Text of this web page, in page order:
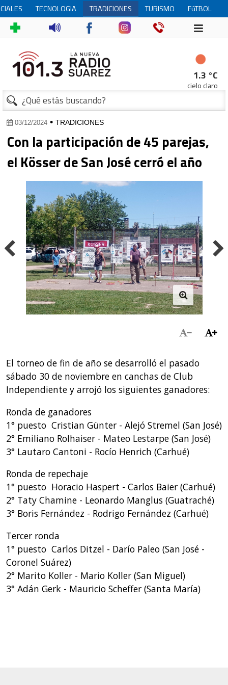
TECNOLOGIA TRADICIONES TURISMO
FúTBOL
FEMENINO
1.3 °C
cielo claro
03/12/2024• TRADICIONES
Con la participación de 45 parejas,
el Kösser de San José cerró el año
El torneo de fin de año se desarrolló el pasado
sábado 30 de noviembre en canchas de Club
Independiente y arrojó los siguientes ganadores:
Ronda de ganadores
1° puesto Cristian Günter - Alejó Stremel (San José)
2° Emiliano Rolhaiser - Mateo Lestarpe (San José)
3° Lautaro Cantoni - Rocío Henrich (Carhué)
Ronda de repechaje
1° puesto Horacio Haspert - Carlos Baier (Carhué)
2° Taty Chamine - Leonardo Manglus (Guatraché)
3° Boris Fernández - Rodrigo Fernández (Carhué)
Tercer ronda
1° puesto Carlos Ditzel - Darío Paleo (San José -
Coronel Suárez)
2° Marito Koller - Mario Koller (San Miguel)
3° Adán Gerk - Mauricio Scheffer (Santa María)